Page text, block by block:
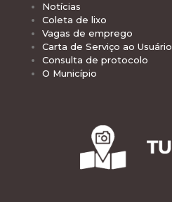
Notícias
Coleta de lixo
Vagas de emprego
Carta de Serviço ao Usuário
Consulta de protocolo
O Município